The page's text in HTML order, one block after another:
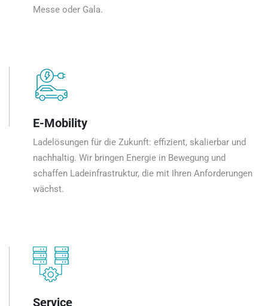
Messe oder Gala.
E-Mobility
Ladelösungen für die Zukunft: effizient, skalierbar und
nachhaltig. Wir bringen Energie in Bewegung und
schaffen Ladeinfrastruktur, die mit Ihren Anforderungen
wächst.
Service